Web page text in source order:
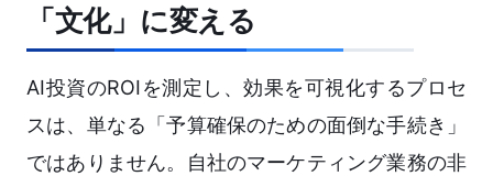
「文化」に変える
AI投資のROIを測定し、効果を可視化するプロセ
スは、単なる「予算確保のための面倒な手続き」
ではありません。自社のマーケティング業務の非